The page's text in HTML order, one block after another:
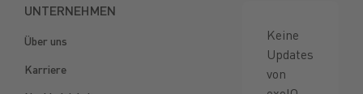
UNTERNEHMEN
Über uns
Karriere
Keine
Updates
von